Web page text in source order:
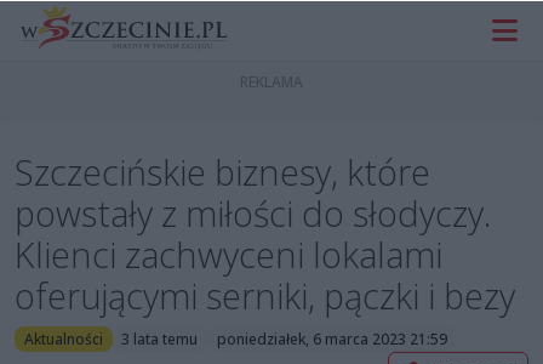
Szczecińskie biznesy, które
powstały z miłości do słodyczy.
Klienci zachwyceni lokalami
oferującymi serniki, pączki i bezy
Aktualności 3 lata temu poniedziałek, 6 marca 2023 21:59